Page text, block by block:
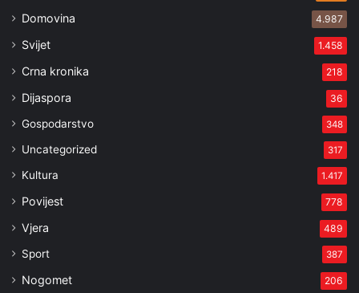
Domovina 4.987
Svijet 1.458
Crna kronika 218
Dijaspora 36
Gospodarstvo 348
Uncategorized 317
Kultura 1.417
Povijest 778
Vjera 489
Sport 387
Nogomet 206